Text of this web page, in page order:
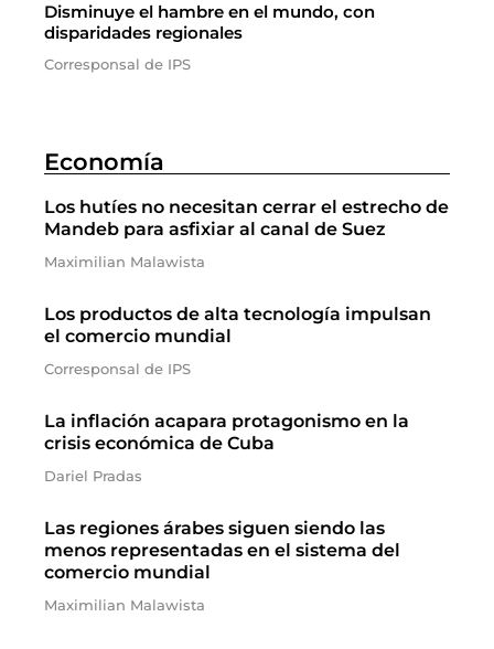
Disminuye el hambre en el mundo, con
disparidades regionales
Corresponsal de IPS
Economía
Los hutíes no necesitan cerrar el estrecho de
Mandeb para asfixiar al canal de Suez
Maximilian Malawista
Los productos de alta tecnología impulsan
el comercio mundial
Corresponsal de IPS
La inflación acapara protagonismo en la
crisis económica de Cuba
Dariel Pradas
Las regiones árabes siguen siendo las
menos representadas en el sistema del
comercio mundial
Maximilian Malawista